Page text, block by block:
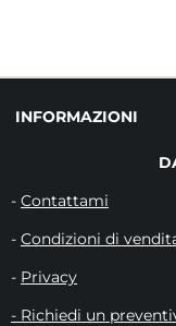
DATI
- Contattami
- Condizioni di
- Privacy
- Richiedi un